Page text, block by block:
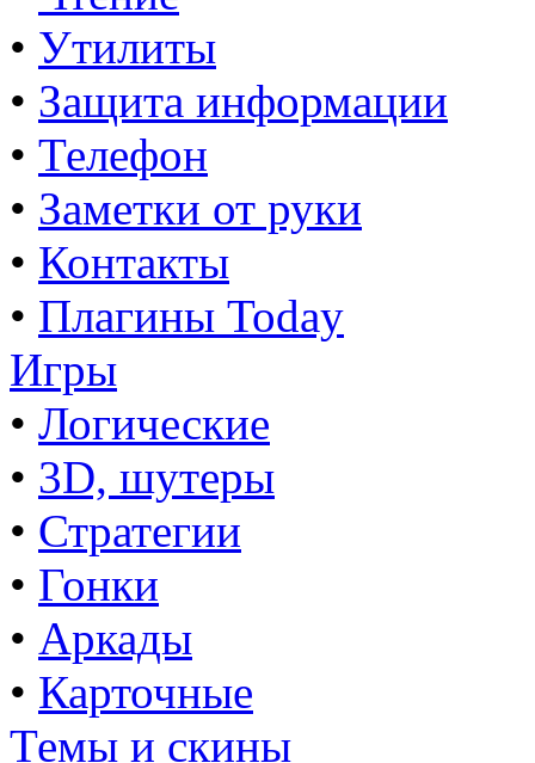
• Утилиты
• Защита информации
• Телефон
• Заметки от руки
• Контакты
• Плагины Today
Игры
• Логические
• 3D, шутеры
• Стратегии
• Гонки
• Аркады
• Карточные
Темы и скины